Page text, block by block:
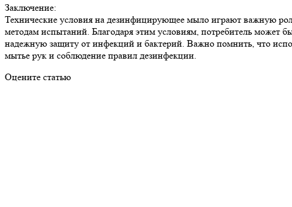
Заключение:
Технические условия на дезинфицирующее мыло играют важную
методам испытаний. Благодаря этим условиям, потребитель может
надежную защиту от инфекций и бактерий. Важно помнить, что
мытье рук и соблюдение правил дезинфекции.
Оцените статью